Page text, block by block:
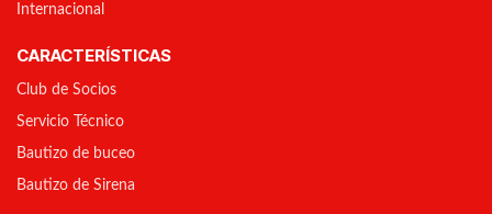
Internacional
CARACTERÍSTICAS
Club de Socios
Servicio Técnico
Bautizo de buceo
Bautizo de Sirena